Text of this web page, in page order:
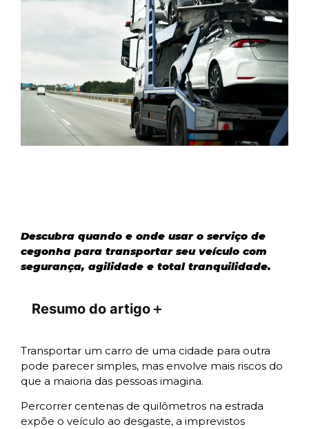
Descubra quando e onde usar o serviço de
cegonha para transportar seu veículo com
segurança, agilidade e total tranquilidade.
Resumo do artigo＋
Transportar um carro de uma cidade para outra
pode parecer simples, mas envolve mais riscos do
que a maioria das pessoas imagina.
Percorrer centenas de quilômetros na estrada
expõe o veículo ao desgaste, a imprevistos